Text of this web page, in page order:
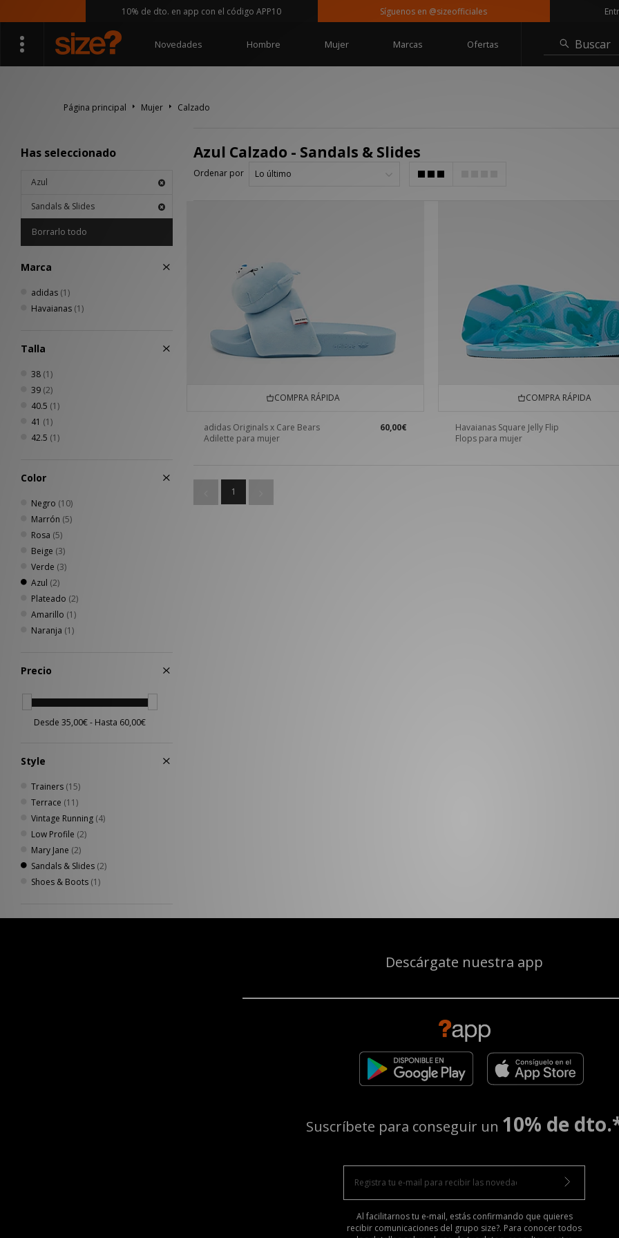
10% de dto. en app con el código APP10 Síguenos en @sizeofficiales
Novedades Hombre Mujer Marcas Ofertas Buscar
Página principal Mujer Calzado
Has seleccionado
Azul
Sandals & Slides
Borrarlo todo
Marca
adidas (1)
Havaianas (1)
Talla
38 (1)
39 (2)
40.5 (1)
41 (1)
42.5 (1)
Color
Negro (10)
Marrón (5)
Rosa (5)
Beige (3)
Verde (3)
Azul (2)
Plateado (2)
Amarillo (1)
Naranja (1)
Precio
Style
Trainers (15)
Terrace (11)
Vintage Running (4)
Low Profile (2)
Mary Jane (2)
Sandals & Slides (2)
Shoes & Boots (1)
Azul Calzado - Sandals & Slides
Ordenar por
COMPRA RÁPIDA
adidas Originals x Care Bears
Adilette para mujer
60,00€
COMPRA RÁPIDA
Havaianas Square Jelly Flip
Flops para mujer
1
Descárgate nuestra app
Suscríbete para conseguir un 10% de
Al facilitarnos tu e-mail, estás confirmando que quieres
recibir comunicaciones del grupo size?. Para conocer todos